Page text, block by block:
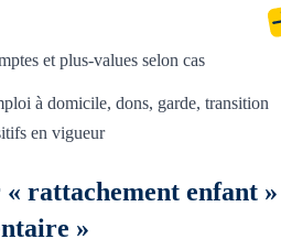
et plus-values selon cas
à domicile, dons, garde, transition
en vigueur
rattachement enfant »
»